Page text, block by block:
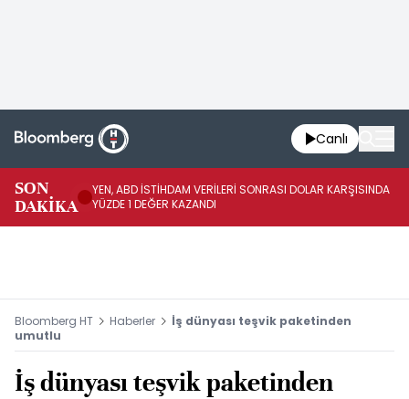
Canlı
SON
DAKİKA
YEN, ABD İSTİHDAM VERİLERİ SONRASI DOLAR KARŞISINDA
YÜZDE 1 DEĞER KAZANDI
Bloomberg HT Haberler
İş dünyası teşvik paketinden
umutlu
İş dünyası teşvik paketinden